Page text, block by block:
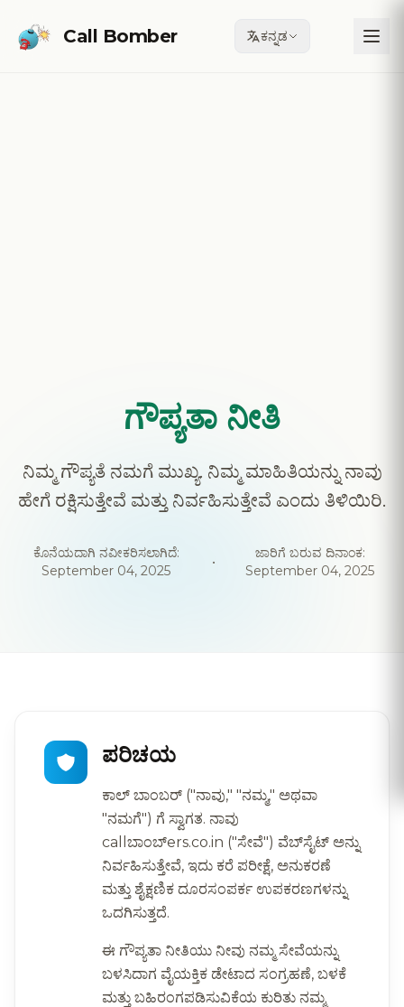
Call Bomber ಕನ್ನಡ
ಗೌಪ್ಯತಾ ನೀತಿ
ನಿಮ್ಮ ಗೌಪ್ಯತೆ ನಮಗೆ ಮುಖ್ಯ. ನಿಮ್ಮ ಮಾಹಿತಿಯನ್ನು ನಾವು
ಹೇಗೆ ರಕ್ಷಿಸುತ್ತೇವೆ ಮತ್ತು ನಿರ್ವಹಿಸುತ್ತೇವೆ ಎಂದು ತಿಳಿಯಿರಿ.
ಕೊನೆಯದಾಗಿ ನವೀಕರಿಸಲಾಗಿದೆ:
September 04, 2025
•
ಜಾರಿಗೆ ಬರುವ ದಿನಾಂಕ:
September 04, 2025
ಪರಿಚಯ
ಕಾಲ್ ಬಾಂಬರ್ ("ನಾವು," "ನಮ್ಮ," ಅಥವಾ
"ನಮಗೆ") ಗೆ ಸ್ವಾಗತ. ನಾವು
callಬಾಂಬ್ers.co.in ("ಸೇವೆ") ವೆಬ್‌ಸೈಟ್ ಅನ್ನು
ನಿರ್ವಹಿಸುತ್ತೇವೆ, ಇದು ಕರೆ ಪರೀಕ್ಷೆ, ಅನುಕರಣೆ
ಮತ್ತು ಶೈಕ್ಷಣಿಕ ದೂರಸಂಪರ್ಕ ಉಪಕರಣಗಳನ್ನು
ಒದಗಿಸುತ್ತದೆ.
ಈ ಗೌಪ್ಯತಾ ನೀತಿಯು ನೀವು ನಮ್ಮ ಸೇವೆಯನ್ನು
ಬಳಸಿದಾಗ ವೈಯಕ್ತಿಕ ಡೇಟಾದ ಸಂಗ್ರಹಣೆ, ಬಳಕೆ
ಮತ್ತು ಬಹಿರಂಗಪಡಿಸುವಿಕೆಯ ಕುರಿತು ನಮ್ಮ